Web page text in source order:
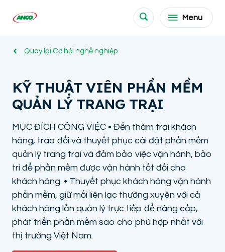
Menu
Quay lại Cơ hội nghề nghiệp
KỸ THUẬT VIÊN PHẦN MỀM
QUẢN LÝ TRANG TRẠI
MỤC ĐÍCH CÔNG VIỆC • Đến thăm trại khách
hàng, trao đổi và thuyết phục cài đặt phần mềm
quản lý trang trại và đảm bảo việc vận hành, bảo
trì để phần mềm được vận hành tốt đối cho
khách hàng. • Thuyết phục khách hàng vận hành
phần mềm, giữ mối liên lạc thường xuyên với cả
khách hàng lẫn quản lý trực tiếp để nâng cấp,
phát triển phần mềm sao cho phù hợp nhất với
thị trường Việt Nam.